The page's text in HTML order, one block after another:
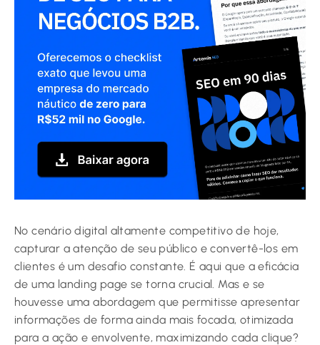
No cenário digital altamente competitivo de hoje,
capturar a atenção de seu público e convertê-los em
clientes é um desafio constante. É aqui que a eficácia
de uma landing page se torna crucial. Mas e se
houvesse uma abordagem que permitisse apresentar
informações de forma ainda mais focada, otimizada
para a ação e envolvente, maximizando cada clique?